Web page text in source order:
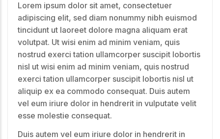
Lorem ipsum dolor sit amet, consectetuer
adipiscing elit, sed diam nonummy nibh euismod
tincidunt ut laoreet dolore magna aliquam erat
volutpat. Ut wisi enim ad minim veniam, quis
nostrud exerci tation ullamcorper suscipit lobortis
nisl ut wisi enim ad minim veniam, quis nostrud
exerci tation ullamcorper suscipit lobortis nisl ut
aliquip ex ea commodo consequat. Duis autem
vel eum iriure dolor in hendrerit in vulputate velit
esse molestie consequat.
Duis autem vel eum iriure dolor in hendrerit in